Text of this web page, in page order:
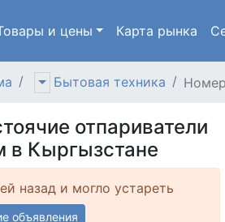
и цены Карта рынка
Бытовая техника
отпариватели
в Кыргызстане
назад и могло устареть
объявления